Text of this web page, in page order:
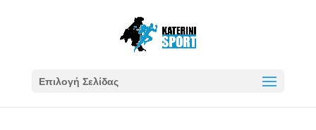
Επιλογή Σελίδας